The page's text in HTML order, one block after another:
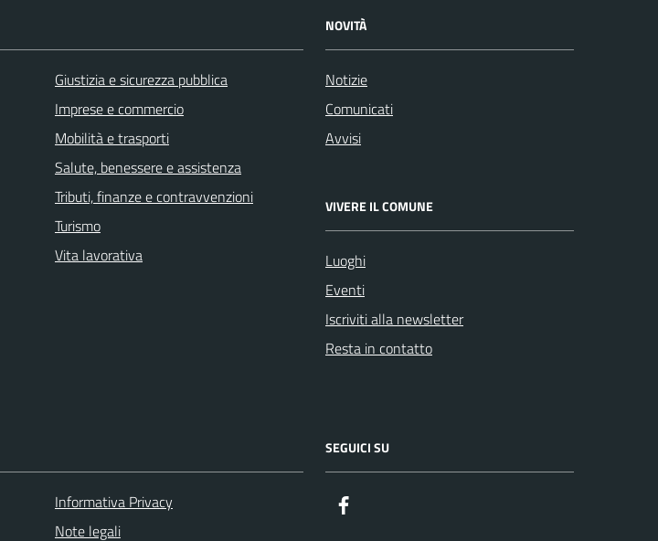
Giustizia e sicurezza pubblica
Imprese e commercio
Mobilità e trasporti
Salute, benessere e assistenza
Tributi, finanze e contravvenzioni
Turismo
Vita lavorativa
NOVITÀ
Notizie
Comunicati
Avvisi
VIVERE IL COMUNE
Luoghi
Eventi
Iscriviti alla newsletter
Resta in contatto
Informativa Privacy
Note legali
SEGUICI SU